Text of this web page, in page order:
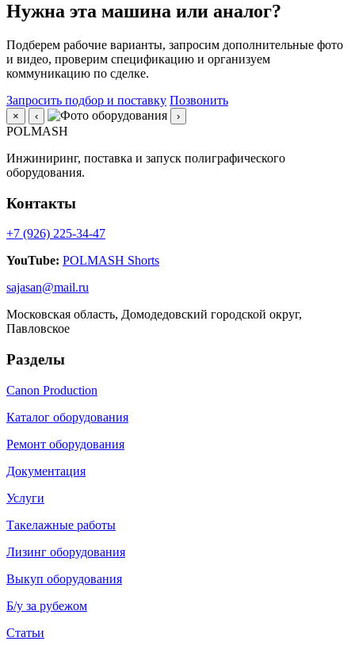
Нужна эта машина или аналог?
Подберем рабочие варианты, запросим дополнительные фото
и видео, проверим спецификацию и организуем
коммуникацию по сделке.
Запросить подбор и поставку Позвонить
× ‹ ›
POLMASH
Инжиниринг, поставка и запуск полиграфического
оборудования.
Контакты
+7 (926) 225-34-47
YouTube: POLMASH Shorts
sajasan@mail.ru
Московская область, Домодедовский городской округ,
Павловское
Разделы
Canon Production
Каталог оборудования
Ремонт оборудования
Документация
Услуги
Такелажные работы
Лизинг оборудования
Выкуп оборудования
Б/у за рубежом
Статьи